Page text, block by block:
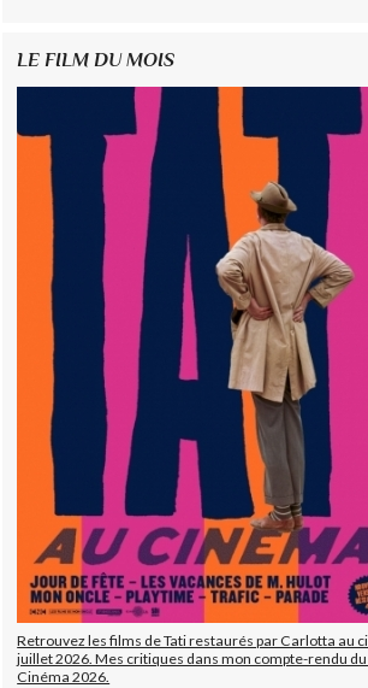
LE FILM DU MOIS
Retrouvez les films de Tati restaurés par Carlotta au
juillet 2026. Mes critiques dans mon compte-rendu
Cinéma 2026.